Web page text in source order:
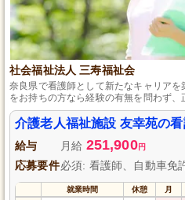
社会福祉法人 三寿福祉会
奈良県で看護師として新たなキャリア
をお持ちの方なら経験の有無を問わず
経験者も、充実した新任研修と定期的
術と知識を身につけることができます
楽しいものになるよう、あなたの力を
介護老人福祉施設 友幸苑の
給与 月給 251,900円
応募要件必須: 看護師、自動車免
就業時間 休憩 月